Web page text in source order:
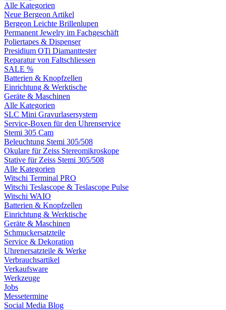
Alle Kategorien
Neue Bergeon Artikel
Bergeon Leichte Brillenlupen
Permanent Jewelry im Fachgeschäft
Poliertapes & Dispenser
Presidium OTi Diamanttester
Reparatur von Faltschliessen
SALE %
Batterien & Knopfzellen
Einrichtung & Werktische
Geräte & Maschinen
Alle Kategorien
SLC Mini Gravurlasersystem
Service-Boxen für den Uhrenservice
Stemi 305 Cam
Beleuchtung Stemi 305/508
Okulare für Zeiss Stereomikroskope
Stative für Zeiss Stemi 305/508
Alle Kategorien
Witschi Terminal PRO
Witschi Teslascope & Teslascope Pulse
Witschi WAIO
Batterien & Knopfzellen
Einrichtung & Werktische
Geräte & Maschinen
Schmuckersatzteile
Service & Dekoration
Uhrenersatzteile & Werke
Verbrauchsartikel
Verkaufsware
Werkzeuge
Jobs
Messetermine
Social Media Blog